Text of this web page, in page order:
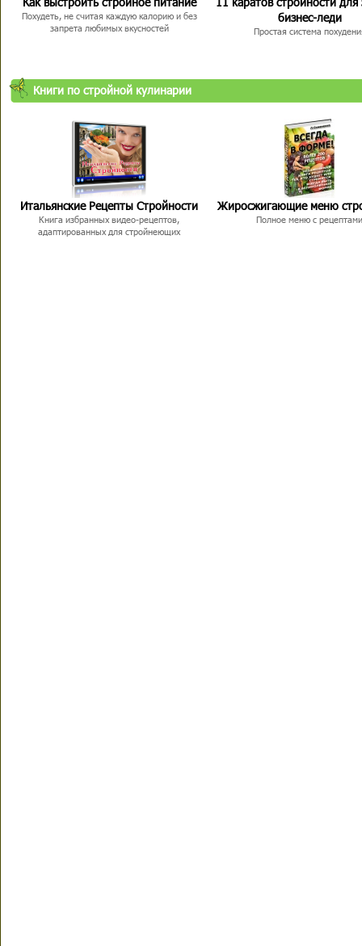
Похудеть, не считая каждую калорию и без
запрета любимых вкусностей
бизнес-леди
Простая система
Книги по стройной кулинарии
Итальянские Рецепты Стройности
Книга избранных видео-рецептов,
адаптированных для стройнеющих
Жиросжигающие меню
Полное меню с рецептами